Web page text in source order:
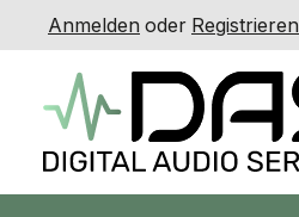
Hauptinhalt springen
Zur Suche springen
Zur Hauptnavigation springen
Anmelden oder Registrieren